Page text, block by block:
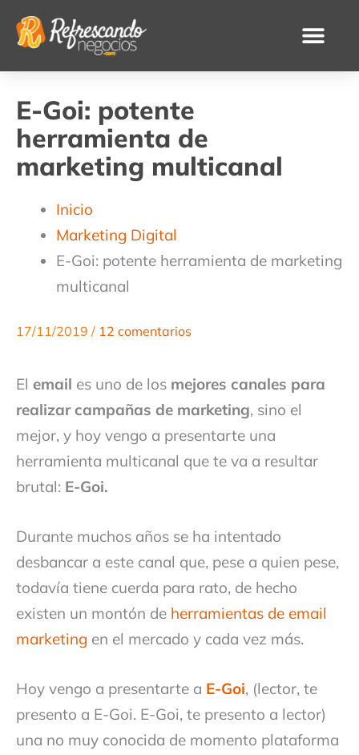
E-Goi: potente
herramienta de
marketing multicanal
Inicio
Marketing Digital
E-Goi: potente herramienta de marketing
multicanal
17/11/2019 / 12 comentarios
El email es uno de los mejores canales para
realizar campañas de marketing, sino el
mejor, y hoy vengo a presentarte una
herramienta multicanal que te va a resultar
brutal: E-Goi.
Durante muchos años se ha intentado
desbancar a este canal que, pese a quien pese,
todavía tiene cuerda para rato, de hecho
existen un montón de herramientas de email
marketing en el mercado y cada vez más.
Hoy vengo a presentarte a E-Goi, (lector, te
presento a E-Goi. E-Goi, te presento a lector)
una no muy conocida de momento plataforma